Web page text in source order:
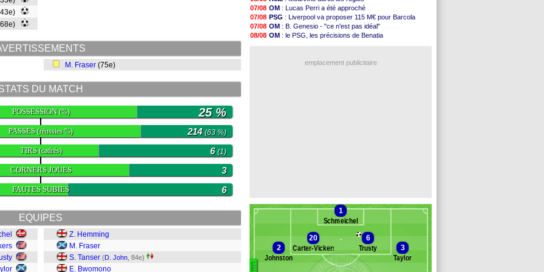
M. Fraser (75e)
DU MATCH
POSSESSION(%) 25 %
PASSES(réussies %) 214 (63 %)
TIRS(cadrés) 6(1)
CORNERS JOUES 3
FAUTES SUBIES 6
EQUIPES
Z. Hemming
M. Fraser
S. Tanser (D. John , 84e)
E. Bwomono
20h51 Amical: le Real bat Ferencvaros
20h41
Naples: Lukaku dit oui à Fenerbahçe
20h26
Amical: Brest arrache le nul contre Venise
20h05
Amical: un nouveau nul pour Le Mans
19h59
Amical : un nul entre Auxerre et Troyes
: le Paris FC corrigé par Mayence
07/08 OM : Lucas Perri a été approché
07/08 PSG : Liverpool va proposer 115 M€ pour Barcola
07/08 OM : B. Genesio - "ce n'est pas idéal"
08/08 OM : le PSG, les précisions de Benatia
emplacement publicitaire
Banc des remplaçants
C
E
1
Schmeichel
20
Carter-Vickers
6
Trusty
2
Johnston
3
Taylor